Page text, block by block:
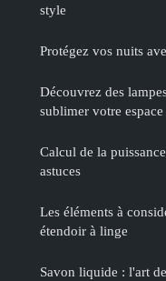
style
Protégez vos nuits
Découvrez des
sublimer votre espace
Calcul de la
astuces
Les éléments à
étendoir à linge
Savon liquide : l'art